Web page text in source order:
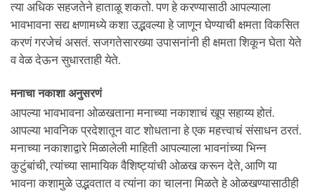
त्या अधिक सहजतेने हाताळू शकतो. पण हे करण्यासाठी आपल्याला
भावभावना सद्य क्षणामध्ये कशा उद्भवल्या हे जाणून घेण्याची क्षमता विकसित
करणं गरजेचं असतं. सजगतेसारख्या उपासनांनी ही क्षमता शिकून घेता येते
व वेळ देऊन सुधारताही येते.
मनाचा नकाशा अनुसरणं
आपल्या भावभावना ओळखताना मनाच्या नकाशाचं खूप सहाय्य होतं.
आपल्या भावनिक प्रदेशातून वाट शोधताना हे एक महत्त्वाचं संसाधन ठरतं.
मनाच्या नकाशाद्वारे मिळालेली माहिती आपल्याला भावनांच्या भिन्न
कुटुंबांची, त्यांच्या सामायिक वैशिष्ट्यांची ओळख करून देते, आणि या
भावना कशामुळे उद्भवतात व त्यांना का चालना मिळते हे ओळखण्यासाठीही